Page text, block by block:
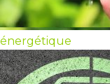
énergétique